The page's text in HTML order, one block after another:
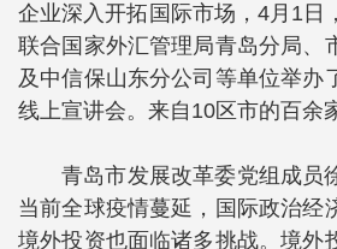
企业深入开拓国际市场，4月1日
联合国家外汇管理局青岛分局、
及中信保山东分公司等单位举办
线上宣讲会。来自10区市的百余
青岛市发展改革委党组成员
当前全球疫情蔓延，国际政治经
境外投资也面临诸多挑战。境外